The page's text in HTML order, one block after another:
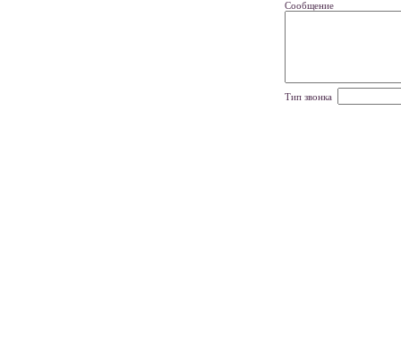
Сообщение
Тип звонка